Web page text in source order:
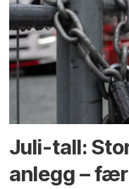
Juli-tall:
anlegg –